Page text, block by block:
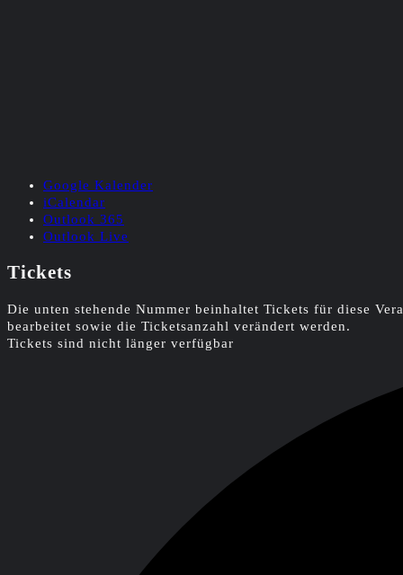
Google Kalender
iCalendar
Outlook 365
Outlook Live
Tickets
Die unten stehende Nummer beinhaltet Tickets für diese
bearbeitet sowie die Ticketsanzahl verändert werden.
Tickets sind nicht länger verfügbar